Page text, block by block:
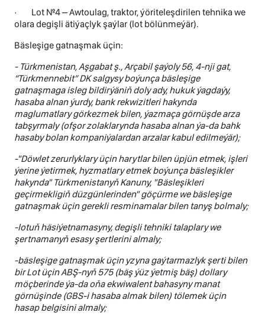
· Lot №4 – Awtoulag, traktor, ýöriteleşdirilen tehnika we
olara degişli ätiýaçlyk şaýlar (lot bölünmeýär).
Bäsleşige gatnaşmak üçin:
- Türkmenistan, Aşgabat ş., Arçabil şaýoly 56, 4-nji gat,
“Türkmennebit” DK salgysy boýunça bäsleşige
gatnaşmaga isleg bildirýäniň doly ady, hukuk ýagdaýy,
hasaba alnan ýurdy, bank rekwizitleri hakynda
maglumatlary görkezmek bilen, ýazmaça görnüşde arza
tabşyrmaly (ofşor zolaklarynda hasaba alnan ýa-da bahk
hasaby bolan kompaniýalardan arzalar kabul edilmeýär);
-"Döwlet zerurlyklary üçin harytlar bilen üpjün etmek, işleri
ýerine ýetirmek, hyzmatlary etmek boýunça bäsleşikler
hakynda" Türkmenistanyň Kanuny, "Bäsleşikleri
geçirmekligiň düzgünlerinden" göçürme we bäsleşige
gatnaşmak üçin gerekli resminamalar bilen tanyş bolmaly;
-lotuň häsiýetnamasyny, degişli tehniki talaplary we
şertnamanyň esasy şertlerini almaly;
-bäsleşige gatnaşmak üçin yzyna gaýtarmazlyk şerti bilen
bir Lot üçin ABŞ-nyň 575 (bäş ýüz ýetmiş bäş) dollary
möçberinde ýa-da oňa ekwiwalent bahasyny manat
görnüşinde (GBS-i hasaba almak bilen) tölemek üçin
hasap belgisini almaly;